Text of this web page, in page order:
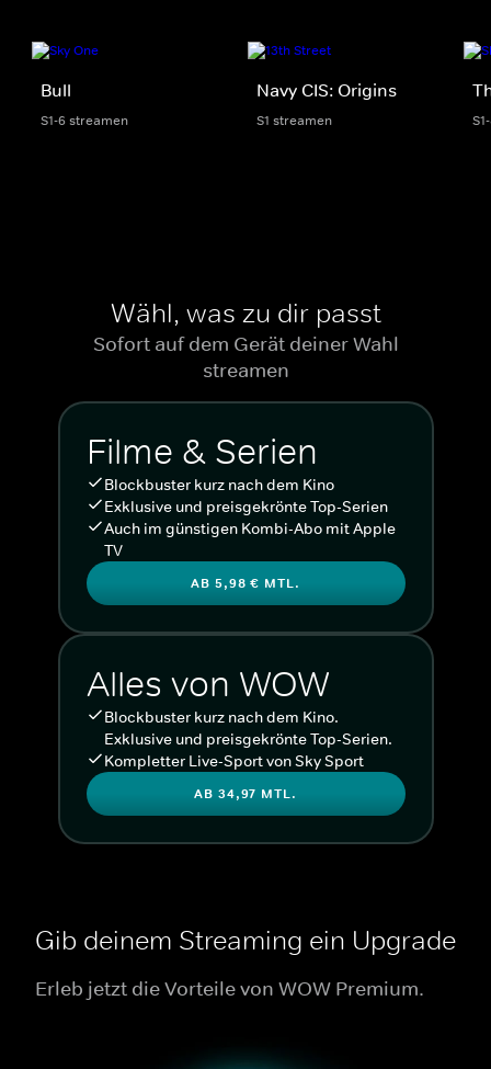
Bull
S1-6 streamen
Navy CIS: Origins
S1 streamen
Wähl, was zu dir passt
Sofort auf dem Gerät deiner Wahl
streamen
Filme & Serien
Blockbuster kurz nach dem Kino
Exklusive und preisgekrönte Top-Serien
Auch im günstigen Kombi-Abo mit Apple
TV
AB 5,98 € MTL.
Alles von WOW
Blockbuster kurz nach dem Kino.
Exklusive und preisgekrönte Top-Serien.
Kompletter Live-Sport von Sky Sport
AB 34,97 MTL.
Gib deinem Streaming ein Upgrade
Erleb jetzt die Vorteile von WOW Premium.